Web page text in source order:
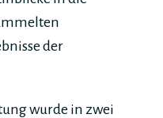
der
wurde in zwei